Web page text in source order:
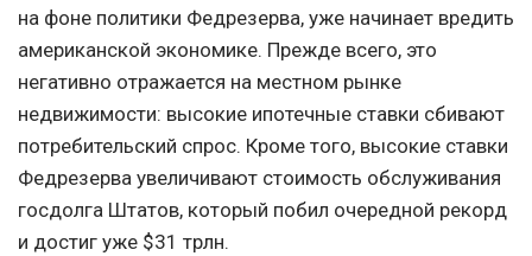
на фоне политики Федрезерва, уже начинает вредить
американской экономике. Прежде всего, это
негативно отражается на местном рынке
недвижимости: высокие ипотечные ставки сбивают
потребительский спрос. Кроме того, высокие ставки
Федрезерва увеличивают стоимость обслуживания
госдолга Штатов, который побил очередной рекорд
и достиг уже $31 трлн.